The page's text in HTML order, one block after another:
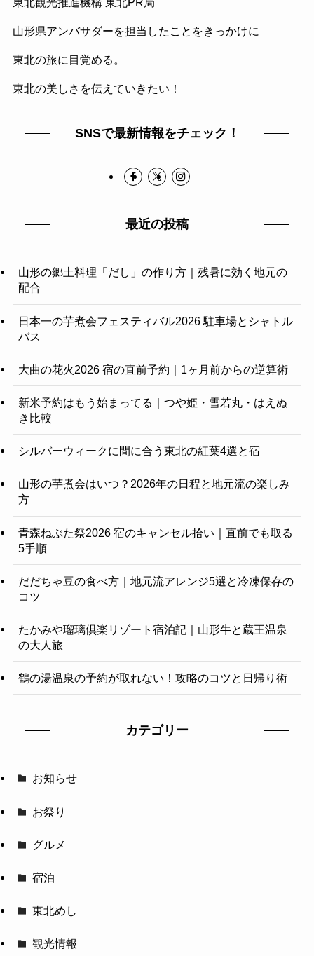
山形県アンバサダーを担当したことをきっかけに
東北の旅に目覚める。
東北の美しさを伝えていきたい！
SNSで最新情報をチェック！
最近の投稿
山形の郷土料理「だし」の作り方｜残暑に効く地元の
配合
日本一の芋煮会フェスティバル2026 駐車場とシャトル
バス
大曲の花火2026 宿の直前予約｜1ヶ月前からの逆算術
新米予約はもう始まってる｜つや姫・雪若丸・はえぬ
き比較
シルバーウィークに間に合う東北の紅葉4選と宿
山形の芋煮会はいつ？2026年の日程と地元流の楽しみ
方
青森ねぶた祭2026 宿のキャンセル拾い｜直前でも取る
5手順
だだちゃ豆の食べ方｜地元流アレンジ5選と冷凍保存の
コツ
たかみや瑠璃倶楽リゾート宿泊記｜山形牛と蔵王温泉
の大人旅
鶴の湯温泉の予約が取れない！攻略のコツと日帰り術
カテゴリー
お知らせ
お祭り
グルメ
宿泊
東北めし
観光情報